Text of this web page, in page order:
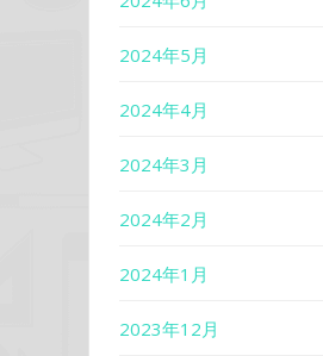
2024年5月
2024年4月
2024年3月
2024年2月
2024年1月
2023年12月